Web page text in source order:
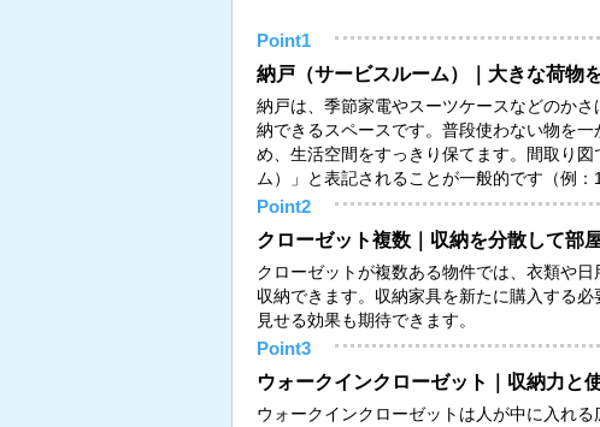
Point1
納戸（サービスルーム）｜大きな荷物
納戸は、季節家電やスーツケースなどのかさ
納できるスペースです。普段使わない物を一
め、生活空間をすっきり保てます。間取り
ム）」と表記されることが一般的です（例：
Point2
クローゼット複数｜収納を分散して部
クローゼットが複数ある物件では、衣類や
収納できます。収納家具を新たに購入する必
見せる効果も期待できます。
Point3
ウォークインクローゼット｜収納力と
ウォークインクローゼットは人が中に入れ